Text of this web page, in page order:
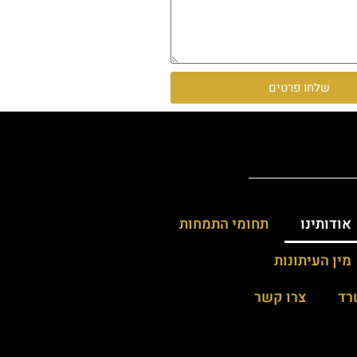
שלחו פרטים
אודותינו
תחומי התמחות
מין העיתונות
צרו קשר